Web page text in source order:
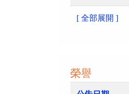
[ 全部展開 ]
榮譽